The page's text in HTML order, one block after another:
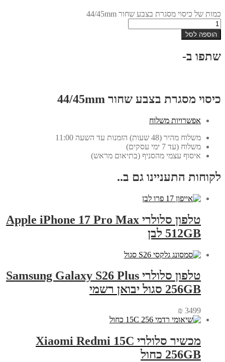
כמות של כיסוי מסגרת בצבע שחור 44/45mm
הוספה לסל
שתפו ב-
כיסוי מסגרת בצבע שחור 44/45mm
אפשרויות משלוח
משלוח מהיר (48 שעות) הזמנות עד השעה 11:00
משלוח (עד 7 ימי עסקים)
איסוף עצמי מהסניף (בתיאום מראש)
לקוחות התעניינו גם ב..
טלפון סלולרי Apple iPhone 17 Pro Max
512GB לבן
טלפון סלולרי Samsung Galaxy S26 Plus
256GB סגול יבואן רשמי
₪ 3499
מכשיר סלולרי Xiaomi Redmi 15C
256GB כחול